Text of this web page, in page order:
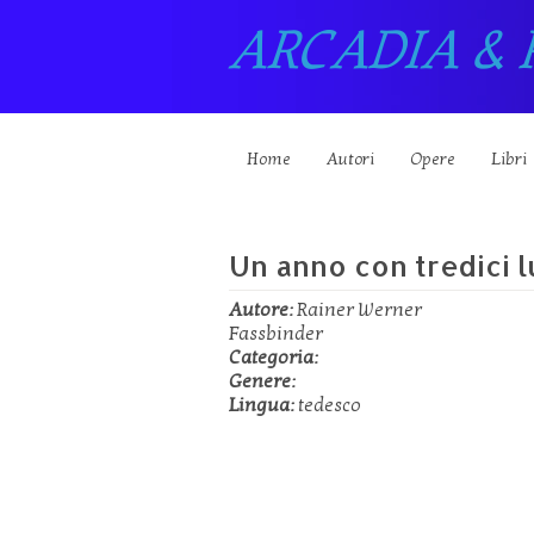
ARCADIA &
Home Autori Opere Libri
Un anno con tredici
Autore:Rainer Werner
Fassbinder
Categoria:
Genere:
Lingua: tedesco